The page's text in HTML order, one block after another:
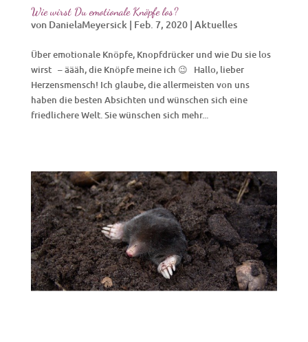
Wie wirst Du emotionale Knöpfe los?
von DanielaMeyersick | Feb. 7, 2020| Aktuelles
Über emotionale Knöpfe, Knopfdrücker und wie Du sie los
wirst – äääh, die Knöpfe meine ich 😉 Hallo, lieber
Herzensmensch! Ich glaube, die allermeisten von uns
haben die besten Absichten und wünschen sich eine
friedlichere Welt. Sie wünschen sich mehr...